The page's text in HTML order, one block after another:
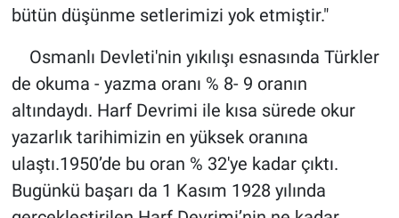
bütün düşünme setlerimizi yok etmiştir."
Osmanlı Devleti'nin yıkılışı esnasında Türkler
de okuma - yazma oranı % 8- 9 oranın
altındaydı. Harf Devrimi ile kısa sürede okur
yazarlık tarihimizin en yüksek oranına
ulaştı.1950’de bu oran % 32'ye kadar çıktı.
Bugünkü başarı da 1 Kasım 1928 yılında